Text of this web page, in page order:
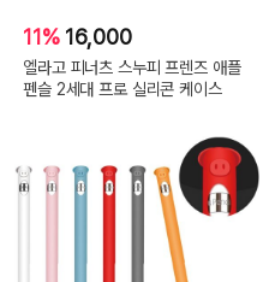
11% 16,000
엘라고 피너츠 스누피 프렌즈 애플
펜슬 2세대 프로 실리콘 케이스